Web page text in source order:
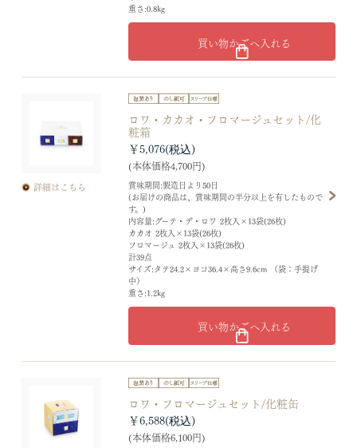
重さ:0.8kg
買い物かごへ入れる
詳細はこちら
ロワ・カカオ・フロマージュセット/化
粧箱
賞味期間:製造日より50日
(お届けの商品は、賞味期間の半分以上を有したもので
す。)
内容量:グーテ・デ・ロワ 2枚入×13袋(26枚)
カカオ 2枚入×13袋(26枚)
フロマージュ 2枚入×13袋(26枚)
計39点
サイズ:タテ24.2×ヨコ36.4×高さ9.6cm （袋：手提げ
中）
重さ:1.2kg
￥5,076
(本体価格4,700円)
買い物かごへ入れる
ロワ・フロマージュセット/化粧缶
￥6,588
(本体価格6,100円)